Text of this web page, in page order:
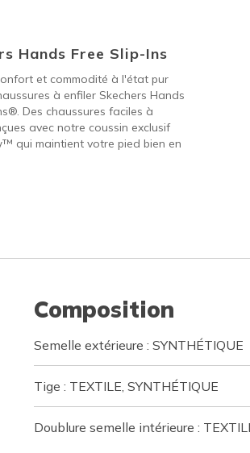
Hands Free Slip-Ins
et commodité à l'état pur
à enfiler Skechers Hands
Des chaussures faciles à
avec notre coussin exclusif
qui maintient votre pied bien en
Composition
Semelle extérieure : SYNTHÉTIQUE
Tige : TEXTILE, SYNTHÉTIQUE
Doublure semelle intérieure :